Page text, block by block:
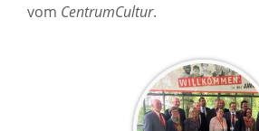
vom CentrumCultur.